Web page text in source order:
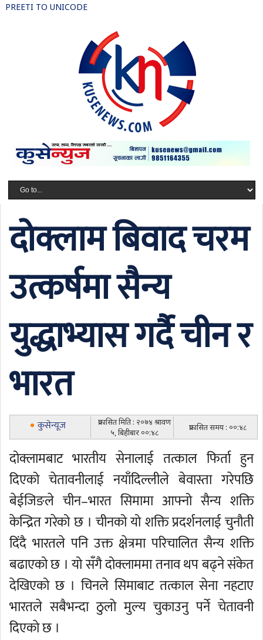
PREETI TO UNICODE
दोक्लाम बिवाद चरम
उत्कर्षमा सैन्य
युद्धाभ्यास गर्दै चीन र
भारत
कुसेन्यूज
प्रकासित मिति : २०७४ श्रावण
५, बिहीबार ००:४८
प्रकासित समय : ००:४८
दोक्लामबाट भारतीय सेनालाई तत्काल फिर्ता हुन
दिएको चेतावनीलाई नयाँदिल्लीले बेवास्ता गरेपछि
बेईजिङले चीन–भारत सिमामा आफ्नो सैन्य शक्ति
केन्द्रित गरेको छ । चीनको यो शक्ति प्रदर्शनलाई चुनौती
दिंदै भारतले पनि उक्त क्षेत्रमा परिचालित सैन्य शक्ति
बढाएको छ । यो सँगै दोक्लाममा तनाव थप बढ्ने संकेत
देखिएको छ । चिनले सिमाबाट तत्काल सेना नहटाए
भारतले सबैभन्दा ठुलाे मुल्य चुकाउनु पर्ने चेतावनी
दिएकाे छ ।